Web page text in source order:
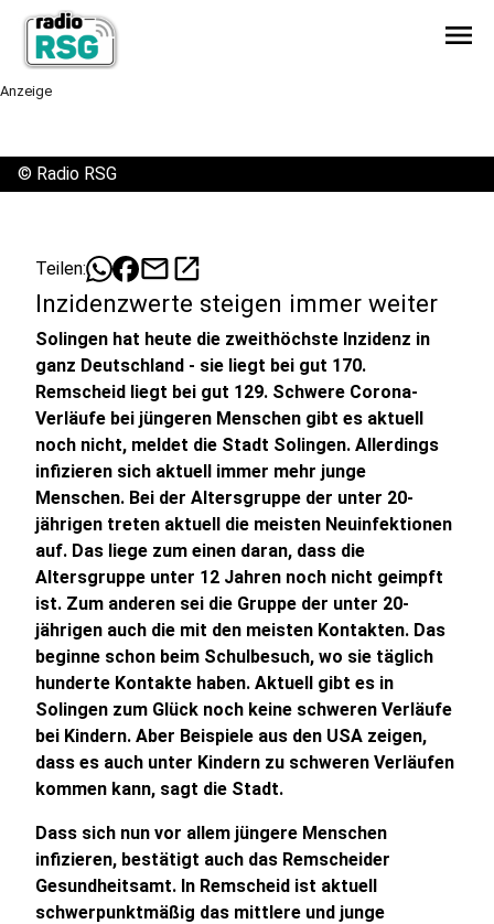
menu
Anzeige
© Radio RSG
Teilen: mailopen_in_new
Inzidenzwerte steigen immer weiter
Solingen hat heute die zweithöchste Inzidenz in
ganz Deutschland - sie liegt bei gut 170.
Remscheid liegt bei gut 129. Schwere Corona-
Verläufe bei jüngeren Menschen gibt es aktuell
noch nicht, meldet die Stadt Solingen. Allerdings
infizieren sich aktuell immer mehr junge
Menschen. Bei der Altersgruppe der unter 20-
jährigen treten aktuell die meisten Neuinfektionen
auf. Das liege zum einen daran, dass die
Altersgruppe unter 12 Jahren noch nicht geimpft
ist. Zum anderen sei die Gruppe der unter 20-
jährigen auch die mit den meisten Kontakten. Das
beginne schon beim Schulbesuch, wo sie täglich
hunderte Kontakte haben. Aktuell gibt es in
Solingen zum Glück noch keine schweren Verläufe
bei Kindern. Aber Beispiele aus den USA zeigen,
dass es auch unter Kindern zu schweren Verläufen
kommen kann, sagt die Stadt.
Dass sich nun vor allem jüngere Menschen
infizieren, bestätigt auch das Remscheider
Gesundheitsamt. In Remscheid ist aktuell
schwerpunktmäßig das mittlere und junge